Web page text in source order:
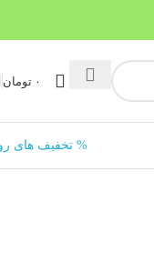
۰ تومان
% تخفیف های